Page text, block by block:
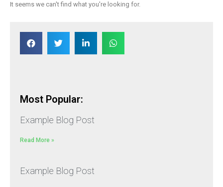
It seems we can't find what you're looking for.
Most Popular:
Example Blog Post
Read More »
Example Blog Post